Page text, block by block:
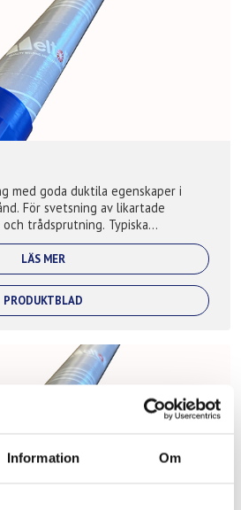
Information Om
med goda duktila egenskaper i
För svetsning av likartade
Typiska
gjutva...
LÄS MER
PRODUKTBLAD